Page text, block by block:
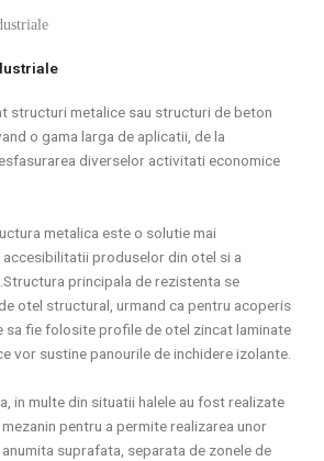
structuri metalice sau structuri de beton
o gama larga de aplicatii, de la
diverselor activitati economice
metalica este o solutie mai
produselor din otel si a
principala de rezistenta se
otel structural, urmand ca pentru acoperis
sa fie folosite profile de otel zincat laminate
vor sustine panourile de inchidere izolante.
in multe din situatii halele au fost realizate
pentru a permite realizarea unor
suprafata, separata de zonele de